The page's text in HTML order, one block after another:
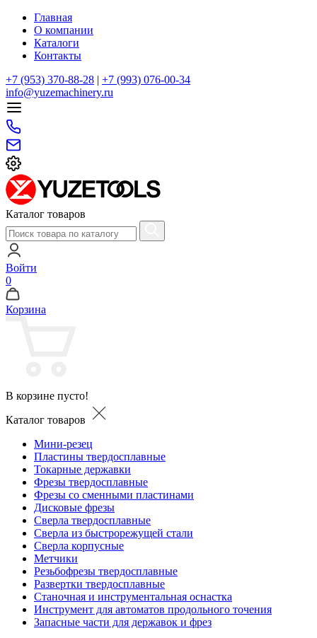
Главная
О компании
Каталоги
Контакты
+7 (953) 370-88-28 | +7 (993) 076-00-34
info@yuzemachinery.ru
Каталог товаров
Войти
0
Корзина
В корзине пусто!
Каталог товаров
Мини-резец
Пластины твердосплавные
Токарные державки
Фрезы твердосплавные
Фрезы со сменными пластинами
Дисковые фрезы
Сверла твердосплавные
Сверла из быстрорежущей стали
Сверла корпусные
Метчики
Резьбофрезы твердосплавные
Развертки твердосплавные
Станочная и инструментальная оснастка
Инструмент для автоматов продольного точения
Запасные части для державок и фрез